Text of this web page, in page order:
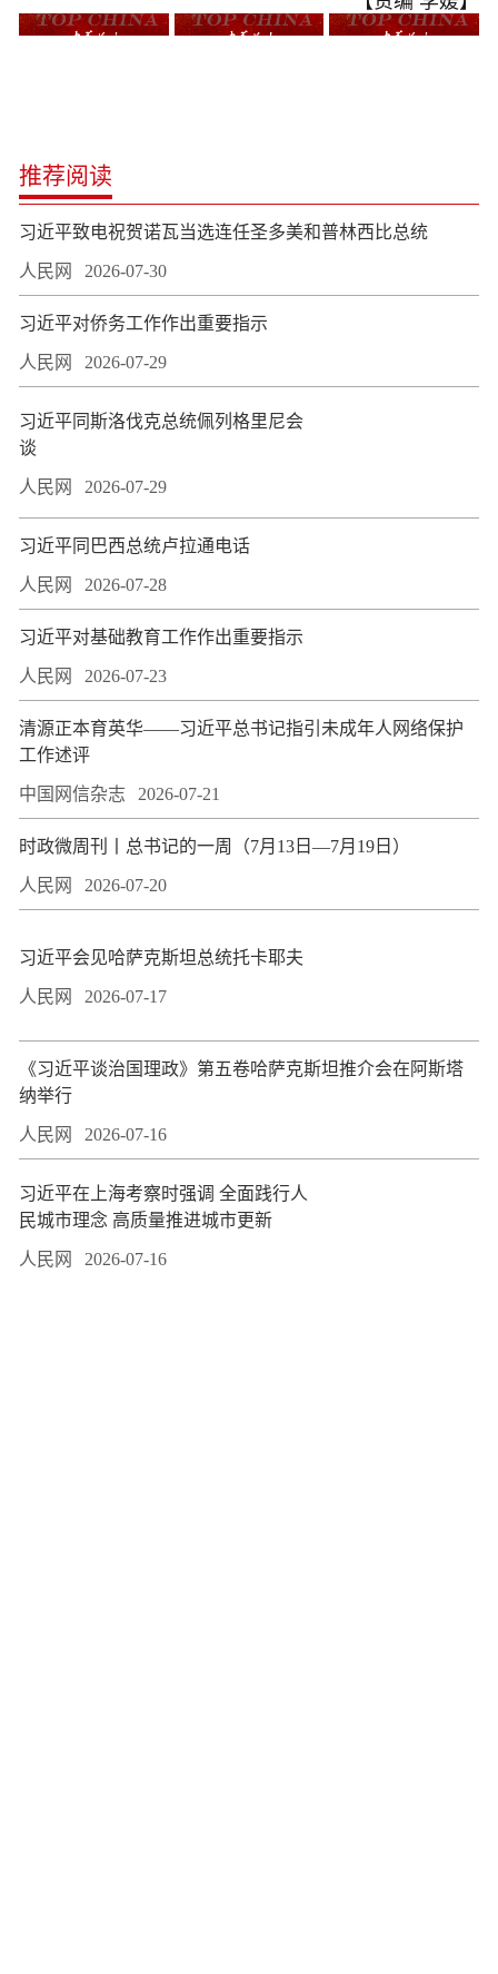
推荐阅读
习近平致电祝贺诺瓦当选连任圣多美和普林西比总统
人民网 2026-07-30
习近平对侨务工作作出重要指示
人民网 2026-07-29
习近平同斯洛伐克总统佩列格里尼会
谈
人民网 2026-07-29
习近平同巴西总统卢拉通电话
人民网 2026-07-28
习近平对基础教育工作作出重要指示
人民网 2026-07-23
​清源正本育英华——习近平总书记指引未成年人网络保护
工作述评
中国网信杂志 2026-07-21
时政微周刊丨总书记的一周（7月13日—7月19日）
人民网 2026-07-20
习近平会见哈萨克斯坦总统托卡耶夫
人民网 2026-07-17
​《习近平谈治国理政》第五卷哈萨克斯坦推介会在阿斯塔
纳举行
人民网 2026-07-16
习近平在上海考察时强调 全面践行人
民城市理念 高质量推进城市更新
人民网 2026-07-16